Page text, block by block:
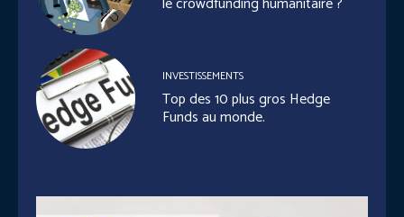
INVESTISSEMENTS
Top des 10 plus gros Hedge
Funds au monde.